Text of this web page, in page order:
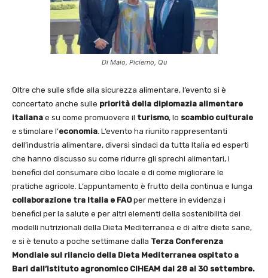
Di Maio, Picierno, Qu
Oltre che sulle sfide alla sicurezza alimentare, l’evento si è
concertato anche sulle priorità della diplomazia alimentare
italiana e su come promuovere il turismo, lo scambio culturale
e stimolare l’economia . L’evento ha riunito rappresentanti
dell’industria alimentare, diversi sindaci da tutta Italia ed esperti
che hanno discusso su come ridurre gli sprechi alimentari, i
benefici del consumare cibo locale e di come migliorare le
pratiche agricole. L’appuntamento è frutto della continua e lunga
collaborazione tra Italia e FAOper mettere in evidenza i
benefici per la salute e per altri elementi della sostenibilità dei
modelli nutrizionali della Dieta Mediterranea e di altre diete sane,
e si è tenuto a poche settimane dalla Terza Conferenza
Mondiale sul rilancio della Dieta Mediterranea ospitato a
Bari dall’istituto agronomico CIHEAM dal 28 al 30 settembre.